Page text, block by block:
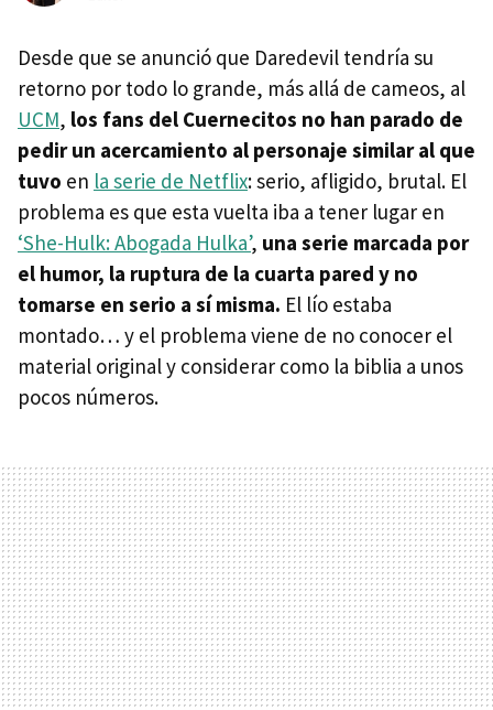
Desde que se anunció que Daredevil tendría su
retorno por todo lo grande, más allá de cameos, al
UCM, los fans del Cuernecitos no han parado de
pedir un acercamiento al personaje similar al que
tuvo en la serie de Netflix: serio, afligido, brutal. El
problema es que esta vuelta iba a tener lugar en
‘She-Hulk: Abogada Hulka’, una serie marcada por
el humor, la ruptura de la cuarta pared y no
tomarse en serio a sí misma. El lío estaba
montado… y el problema viene de no conocer el
material original y considerar como la biblia a unos
pocos números.